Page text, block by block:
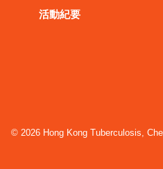
活動紀要
© 2026 Hong Kong Tuberculosis,